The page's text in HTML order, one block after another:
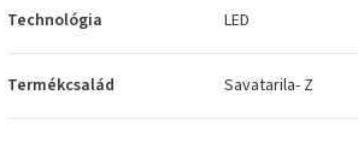
Technológia LED
Termékcsalád Savatarila- Z